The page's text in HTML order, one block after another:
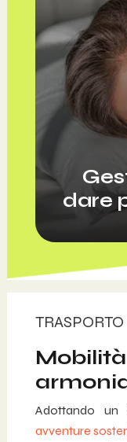
dare
Adottando un
avventure